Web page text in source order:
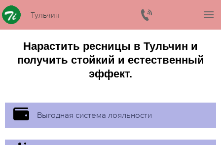
Тульчин
Нарастить ресницы в Тульчин и
получить стойкий и естественный
эффект.
Выгодная система лояльности